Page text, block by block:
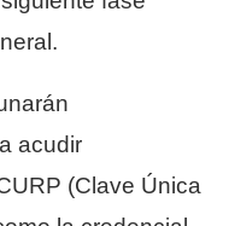
acudir
(Clave Única